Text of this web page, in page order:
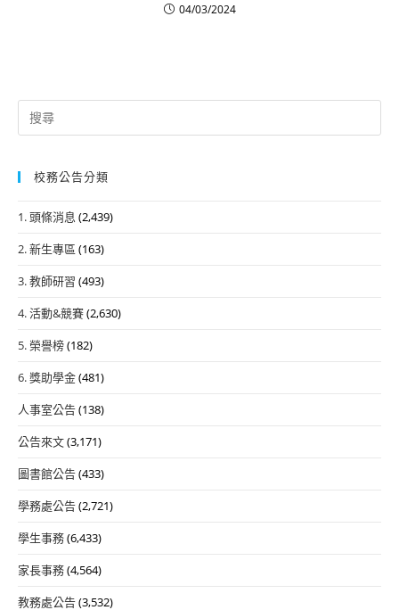
04/03/2024
Search
for:
校務公告分類
1. 頭條消息 (2,439)
2. 新生專區 (163)
3. 教師研習 (493)
4. 活動&競賽(2,630)
5. 榮譽榜(182)
6. 獎助學金(481)
人事室公告(138)
公告來文(3,171)
圖書館公告(433)
學務處公告(2,721)
學生事務(6,433)
家長事務(4,564)
教務處公告(3,532)